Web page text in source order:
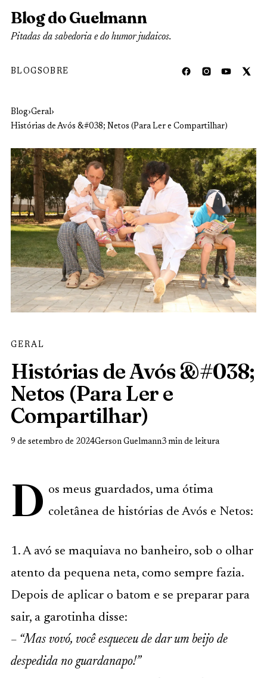
Blog do Guelmann
Pitadas da sabedoria e do humor judaicos.
BLOGSOBRE
Blog›Geral›
Histórias de Avós &#038; Netos (Para Ler e Compartilhar)
GERAL
Histórias de Avós &#038;
Netos (Para Ler e
Compartilhar)
9 de setembro de 2024Gerson Guelmann3 min de leitura
D os meus guardados, uma ótima
coletânea de histórias de Avós e Netos:
1. A avó se maquiava no banheiro, sob o olhar
atento da pequena neta, como sempre fazia.
Depois de aplicar o batom e se preparar para
sair, a garotinha disse:
– “Mas vovó, você esqueceu de dar um beijo de
despedida no guardanapo!”